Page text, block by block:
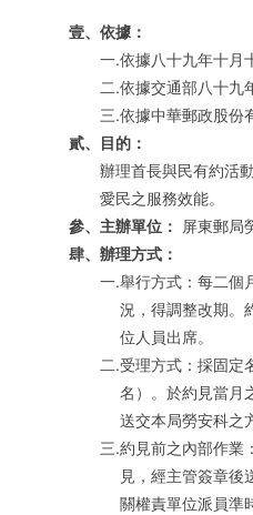
壹、 依據：
一.依據八十九年十月
二.依據交通部八十九
三.依據中華郵政股份
貳、 目的：
辦理首長與民有約活
愛民之服務效能。
參、 主辦單位： 屏東郵局
肆、 辦理方式：
一.舉行方式：每二個
況，得調整改期。
位人員出席。
二.受理方式：採固定
名）。於約見當月
送交本局勞安科之
三.約見前之內部作業
見，經主管簽章
關權責單位派員準